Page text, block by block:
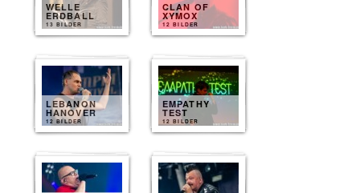
WELLE
ERDBALL
13 BILDER
CLAN OF
XYMOX
12 BILDER
LEBANON
HANOVER
12 BILDER
EMPATHY
TEST
12 BILDER